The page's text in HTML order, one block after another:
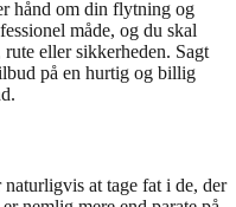
hånd om din flytning og
måde, og du skal
eller sikkerheden. Sagt
på en hurtig og billig
at tage fat i de, der